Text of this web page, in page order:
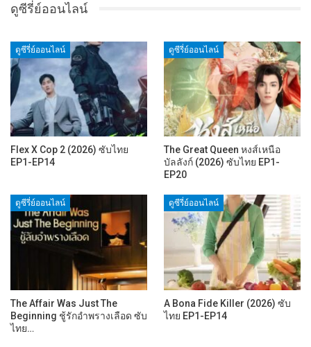
ดูซีรี่ย์ออนไลน์
ดูซีรี่ย์ออนไลน์
Flex X Cop 2 (2026) ซับไทย
EP1-EP14
ดูซีรี่ย์ออนไลน์
The Great Queen หงส์เหนือ
บัลลังก์ (2026) ซับไทย EP1-
EP20
ดูซีรี่ย์ออนไลน์
The Affair Was Just The
Beginning ชู้รักอำพรางเลือด ซับ
ไทย…
ดูซีรี่ย์ออนไลน์
A Bona Fide Killer (2026) ซับ
ไทย EP1-EP14